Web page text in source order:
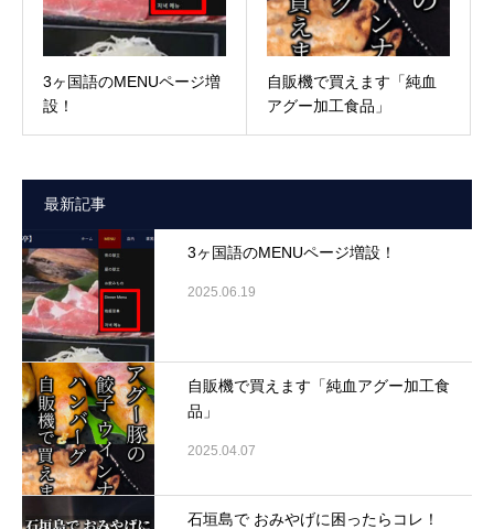
3ヶ国語のMENUページ増
設！
自販機で買えます「純血
アグー加工食品」
最新記事
3ヶ国語のMENUページ増設！
2025.06.19
自販機で買えます「純血アグー加工食
品」
2025.04.07
石垣島で おみやげに困ったらコレ！